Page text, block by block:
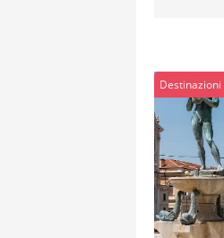
Destinazioni